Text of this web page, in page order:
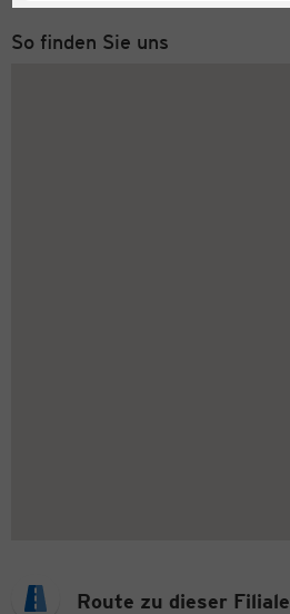
So finden Sie uns
Route zu dieser Filiale